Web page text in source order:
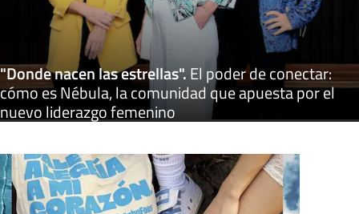
"Donde nacen las estrellas".El poder de conectar:
cómo es Nébula, la comunidad que apuesta por el
nuevo liderazgo femenino